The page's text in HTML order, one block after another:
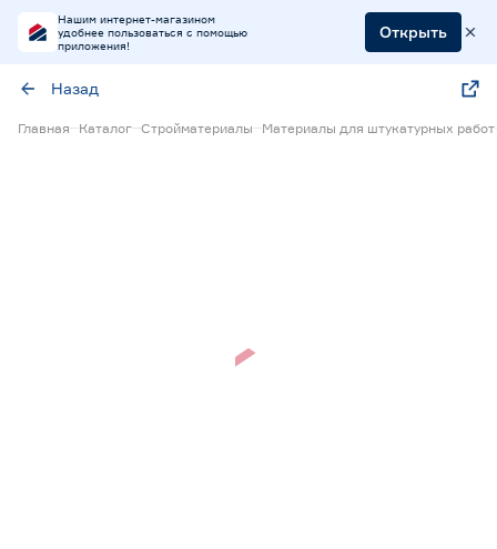
Нашим интернет-магазином
удобнее пользоваться с помощью
приложения!
Открыть
Назад
Главная Каталог Стройматериалы Материалы для штукатурных работ